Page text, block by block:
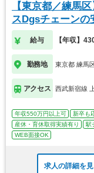
【東京都／練馬
スDgsチェーン
給与 【年収】
勤務地 東京都 練馬
アクセス 西武新宿線
年収550万円以上可 新卒も
産休・育休取得実績有り
駅
WEB面接OK
求人の詳細を